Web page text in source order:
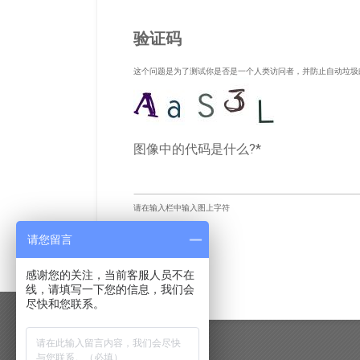
验证码
这个问题是为了测试你是否是一个人类访问者，并防止自动垃圾
图像中的代码是什么?*
请在输入栏中输入图上字符
请您留言
感谢您的关注，当前客服人员不在
线，请填写一下您的信息，我们会
尽快和您联系。